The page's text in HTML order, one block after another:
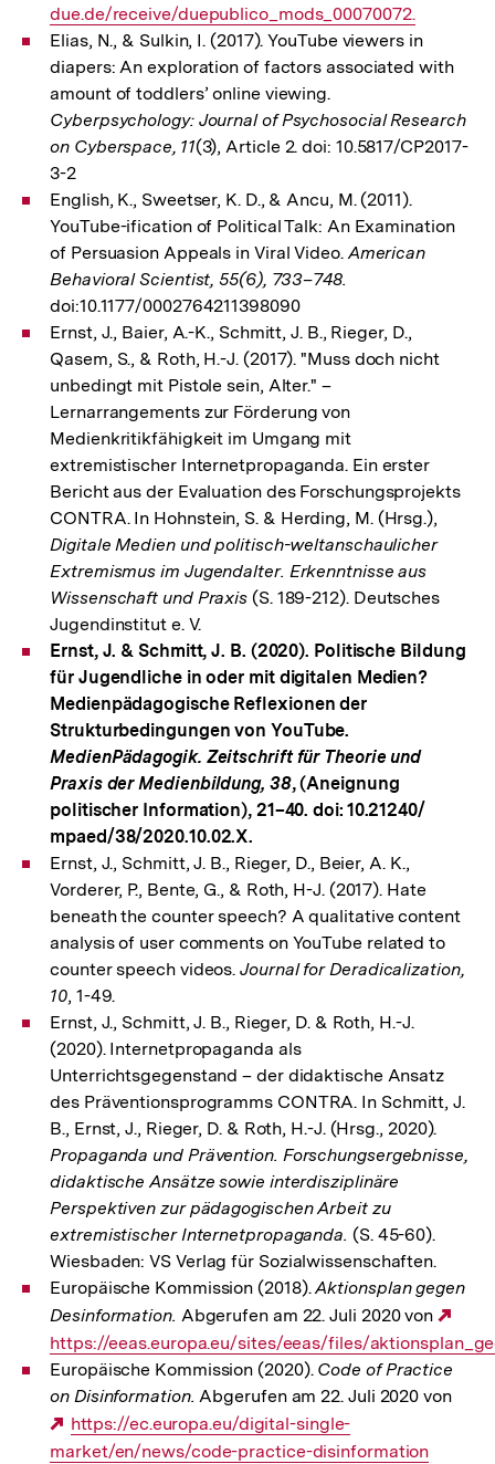
due.de/receive/duepublico_mods_00070072.
Elias, N., & Sulkin, I. (2017). YouTube viewers in
diapers: An exploration of factors associated with
amount of toddlers’ online viewing.
Cyberpsychology: Journal of Psychosocial Research
on Cyberspace, 11(3), Article 2. doi: 10.5817/CP2017-
3-2
English, K., Sweetser, K. D., & Ancu, M. (2011).
YouTube-ification of Political Talk: An Examination
of Persuasion Appeals in Viral Video.American
Behavioral Scientist, 55(6), 733–748.
doi:10.1177/0002764211398090
Ernst, J., Baier, A.-K., Schmitt, J. B., Rieger, D.,
Qasem, S., & Roth, H.-J. (2017). "Muss doch nicht
unbedingt mit Pistole sein, Alter." –
Lernarrangements zur Förderung von
Medienkritikfähigkeit im Umgang mit
extremistischer Internetpropaganda. Ein erster
Bericht aus der Evaluation des Forschungsprojekts
CONTRA. In Hohnstein, S. & Herding, M. (Hrsg.),
Digitale Medien und politisch-weltanschaulicher
Extremismus im Jugendalter. Erkenntnisse aus
Wissenschaft und Praxis (S. 189-212). Deutsches
Jugendinstitut e. V.
Ernst, J. & Schmitt, J. B. (2020). Politische Bildung
für Jugendliche in oder mit digitalen Medien?
Medienpädagogische Reflexionen der
Strukturbedingungen von YouTube.
MedienPädagogik. Zeitschrift für Theorie und
Praxis der Medienbildung, 38, (Aneignung
politischer Information), 21–40. doi: 10.21240/
mpaed/38/2020.10.02.X.
Ernst, J., Schmitt, J. B., Rieger, D., Beier, A. K.,
Vorderer, P., Bente, G., & Roth, H-J. (2017). Hate
beneath the counter speech? A qualitative content
analysis of user comments on YouTube related to
counter speech videos.Journal for Deradicalization,
10, 1-49.
Ernst, J., Schmitt, J. B., Rieger, D. & Roth, H.-J.
(2020). Internetpropaganda als
Unterrichtsgegenstand – der didaktische Ansatz
des Präventionsprogramms CONTRA. In Schmitt, J.
B., Ernst, J., Rieger, D. & Roth, H.-J. (Hrsg., 2020).
Propaganda und Prävention. Forschungsergebnisse,
didaktische Ansätze sowie interdisziplinäre
Perspektiven zur pädagogischen Arbeit zu
extremistischer Internetpropaganda. (S. 45-60).
Wiesbaden: VS Verlag für Sozialwissenschaften.
Europäische Kommission (2018).Aktionsplan gegen
Desinformation. Abgerufen am 22. Juli 2020 von
Link:
https://eeas.europa.eu/sites/eeas/files/
Europäische Kommission (2020). Code of Practice
on Disinformation. Abgerufen am 22. Juli 2020 von
Externer
Link:
https://ec.europa.eu/digital-single-
market/en/news/code-practice-disinformation